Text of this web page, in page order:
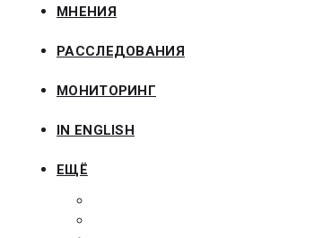
МНЕНИЯ
РАССЛЕДОВАНИЯ
МОНИТОРИНГ
IN ENGLISH
ЕЩЁ